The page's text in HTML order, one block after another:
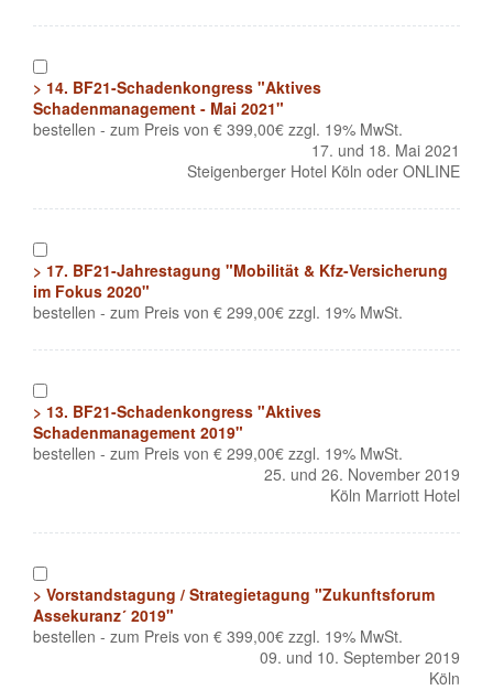
> 14. BF21-Schadenkongress "Aktives
Schadenmanagement - Mai 2021"
bestellen - zum Preis von € 399,00€ zzgl. 19% MwSt.
17. und 18. Mai 2021
Steigenberger Hotel Köln oder ONLINE
> 17. BF21-Jahrestagung "Mobilität & Kfz-Versicherung
im Fokus 2020"
bestellen - zum Preis von € 299,00€ zzgl. 19% MwSt.
> 13. BF21-Schadenkongress "Aktives
Schadenmanagement 2019"
bestellen - zum Preis von € 299,00€ zzgl. 19% MwSt.
25. und 26. November 2019
Köln Marriott Hotel
> Vorstandstagung / Strategietagung "Zukunftsforum
Assekuranz´ 2019"
bestellen - zum Preis von € 399,00€ zzgl. 19% MwSt.
09. und 10. September 2019
Köln